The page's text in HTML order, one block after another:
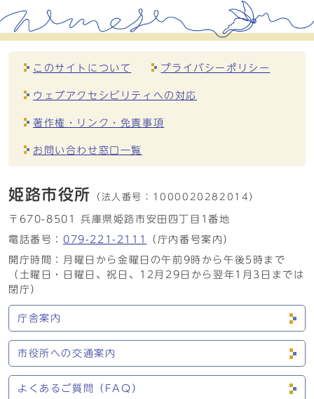
このサイトについて プライバシーポリシー
ウェブアクセシビリティへの対応
著作権・リンク・免責事項
お問い合わせ窓口一覧
姫路市役所 （法人番号： 1000020282014）
〒670-8501 兵庫県姫路市安田四丁目1番地
電話番号： 079-221-2111
（庁内番号案内）
開庁時間：月曜日から金曜日の午前9時から午後5時まで
（土曜日・日曜日、祝日、12月29日から翌年1月3日までは
閉庁）
庁舎案内
市役所への交通案内
よくあるご質問（FAQ）